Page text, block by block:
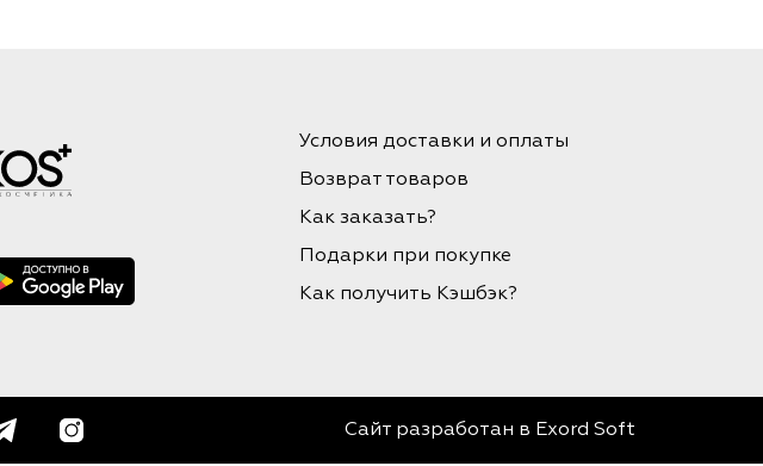
Условия доставки и оплаты
Возврат товаров
Как заказать?
Подарки при покупке
Как получить Кэшбэк?
Сайт разработан в Exord Soft